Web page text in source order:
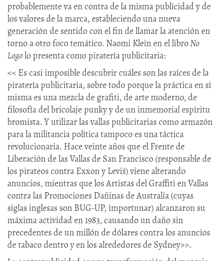
probablemente va en contra de la misma publicidad y de
los valores de la marca, estableciendo una nueva
generación de sentido con el fin de llamar la atención en
torno a otro foco temático. Naomi Klein en el libroNo
Logolo presenta como piratería publicitaria:
<< Es casi imposible descubrir cuáles son las raíces de la
piratería publicitaria, sobre todo porque la práctica en sí
misma es una mezcla de grafiti, de arte moderno, de
filosofía del bricolaje punky y de un inmemorial espíritu
bromista. Y utilizar las vallas publicitarias como armazón
para la militancia política tampoco es una táctica
revolucionaria. Hace veinte años que el Frente de
Liberación de las Vallas de San Francisco (responsable de
los pirateos contra Exxon y Levi´s) viene alterando
anuncios, mientras que los Artistas del Graffiti en Vallas
contra las Promociones Dañinas de Australia (cuyas
siglas inglesas son BUG-UP, importunar) alcanzaron su
máxima actividad en 1983, causando un daño sin
precedentes de un millón de dólares contra los anuncios
de tabaco dentro y en los alrededores de Sydney>>.